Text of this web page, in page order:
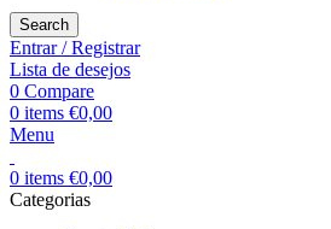
Search
Entrar / Registrar
Lista de desejos
0 Compare
0 items €0,00
Menu
0 items €0,00
Categorias